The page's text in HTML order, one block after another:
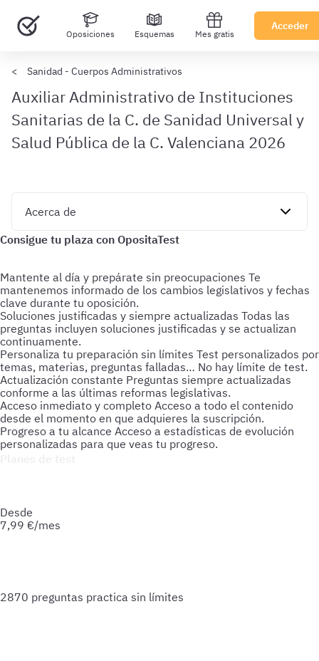
Oposiciones Esquemas Mes gratis
Acceder
Sanidad - Cuerpos Administrativos
Auxiliar Administrativo de Instituciones
Sanitarias de la C. de Sanidad Universal y
Salud Pública de la C. Valenciana 2026
Mantente al día y prepárate sin preocupaciones Te
mantenemos informado de los cambios legislativos y fechas
clave durante tu oposición.
Soluciones justificadas y siempre actualizadas Todas las
preguntas incluyen soluciones justificadas y se actualizan
continuamente.
Personaliza tu preparación sin límites Test personalizados por
temas, materias, preguntas falladas… No hay límite de test.
Actualización constante Preguntas siempre actualizadas
conforme a las últimas reformas legislativas.
Acceso inmediato y completo Acceso a todo el contenido
desde el momento en que adquieres la suscripción.
Progreso a tu alcance Acceso a estadísticas de evolución
personalizadas para que veas tu progreso.
Desde
7,99 €/mes
2870 preguntas practica sin límites